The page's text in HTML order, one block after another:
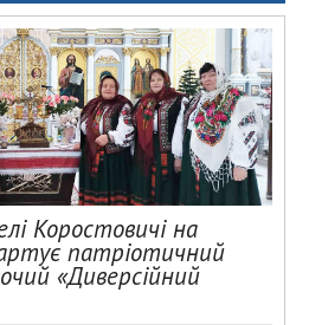
Коростовичі на
патріотичний
«Диверсійний